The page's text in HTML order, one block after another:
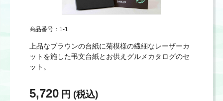
商品番号：1-1
上品なブラウンの台紙に菊模様の繊細なレーザーカ
ットを施した弔文台紙とお供えグルメカタログのセ
ット。
5,720 円 (税込)